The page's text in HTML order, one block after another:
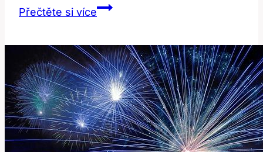
Přečtěte si víceGlider:
Význam
Této
Technické
Slova